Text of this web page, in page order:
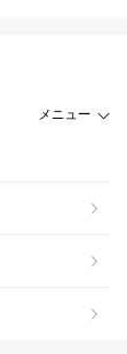
メニュー